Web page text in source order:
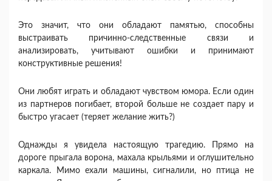
Это значит, что они обладают памятью, способны
выстраивать причинно-следственные связи и
анализировать, учитывают ошибки и принимают
конструктивные решения!
Они любят играть и обладают чувством юмора. Если один
из партнеров погибает, второй больше не создает пару и
быстро угасает (теряет желание жить?)
Однажды я увидела настоящую трагедию. Прямо на
дороге прыгала ворона, махала крыльями и оглушительно
каркала. Мимо ехали машины, сигналили, но птица не